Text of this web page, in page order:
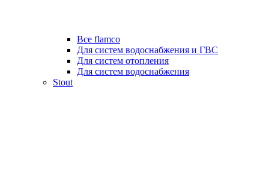
Все flamco
Для систем водоснабжения и ГВС
Для систем отопления
Для систем водоснабжения
Stout